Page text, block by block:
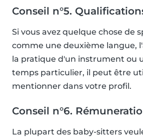
Conseil n°5.
Si vous avez quelque chose de
comme une deuxième langue,
la pratique d'un instrument ou
temps particulier, il peut être
mentionner dans votre profil.
Conseil n°6.
La plupart des baby-sitters